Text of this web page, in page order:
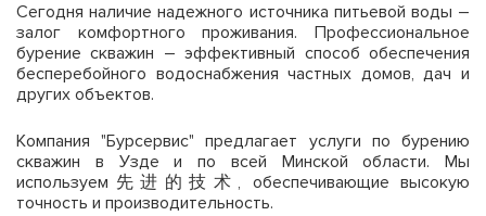
Сегодня наличие надежного источника питьевой воды –
залог комфортного проживания. Профессиональное
бурение скважин – эффективный способ обеспечения
бесперебойного водоснабжения частных домов, дач и
других объектов.
Компания "Бурсервис" предлагает услуги по бурению
скважин в Узде и по всей Минской области. Мы
используем先进的技术, обеспечивающие высокую
точность и производительность.